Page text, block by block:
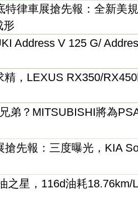
特律車展搶先報：全新美
形
Address V 125 G/
精，LEXUS RX350/
弟？MITSUBISHI將為
搶先報：三度曝光，KIA
之星，116d油耗18.76km/